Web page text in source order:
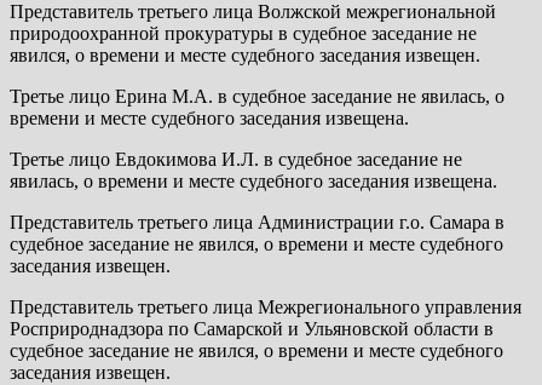
Представитель третьего лица Волжской межрегиональной
природоохранной прокуратуры в судебное заседание не
явился, о времени и месте судебного заседания извещен.
Третье лицо Ерина М.А. в судебное заседание не явилась, о
времени и месте судебного заседания извещена.
Третье лицо Евдокимова И.Л. в судебное заседание не
явилась, о времени и месте судебного заседания извещена.
Представитель третьего лица Администрации г.о. Самара в
судебное заседание не явился, о времени и месте судебного
заседания извещен.
Представитель третьего лица Межрегионального управления
Росприроднадзора по Самарской и Ульяновской области в
судебное заседание не явился, о времени и месте судебного
заседания извещен.